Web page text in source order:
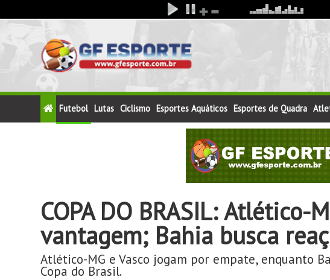
Futebol Lutas Ciclismo Esportes Aquáticos Esportes de Quadra
COPA DO BRASIL: Atlético-
vantagem; Bahia busca
Atlético-MG e Vasco jogam por empate, enquanto
Copa do Brasil.